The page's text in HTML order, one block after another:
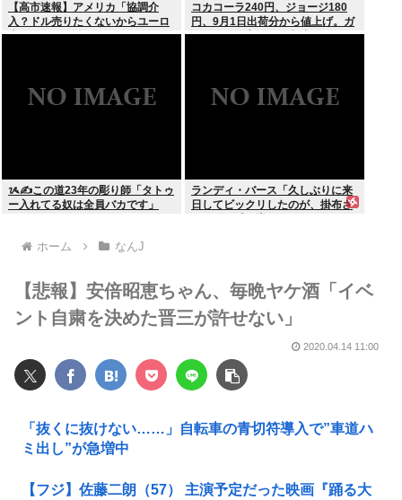
【高市速報】アメリカ「協調介
入？ドル売りたくないからユーロ
売るわ」EU激怒www
コカコーラ240円、ジョージ180
円、9月1日出荷分から値上げ。ガ
ソリンより高いとか意味不明すぎ
ᝰ✍この道23年の彫り師「タトゥ
ー入れてる奴は全員バカです」
ランディ・バース「久しぶりに来
日してビックリしたのが、掛布さ
ホーム なんJ
【悲報】安倍昭恵ちゃん、毎晩ヤケ酒「イベ
ント自粛を決めた晋三が許せない」
2020.04.14 11:00
「抜くに抜けない……」自転車の青切符導入で”車道ハ
ミ出し”が急増中
【フジ】佐藤二朗（57） 主演予定だった映画『踊る大